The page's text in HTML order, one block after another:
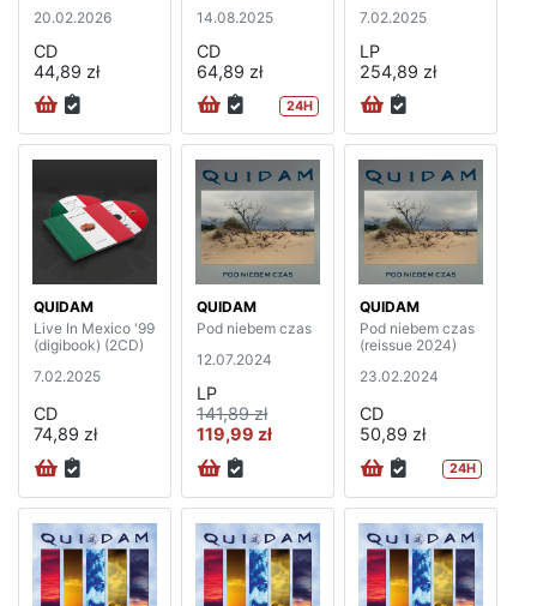
20.02.2026
CD
44,89 zł
14.08.2025
CD
64,89 zł
24H
7.02.2025
LP
254,89 zł
QUIDAM
Live In Mexico '99
(digibook) (2CD)
7.02.2025
CD
74,89 zł
QUIDAM
Pod niebem czas
12.07.2024
LP
141,89 zł
119,99 zł
QUIDAM
Pod niebem czas
(reissue 2024)
23.02.2024
CD
50,89 zł
24H